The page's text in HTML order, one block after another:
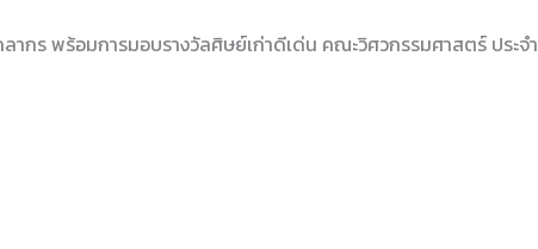
ากร พร้อมการมอบรางวัลศิษย์เก่าดีเด่น คณะวิศวกรรมศาสตร์ ประจ